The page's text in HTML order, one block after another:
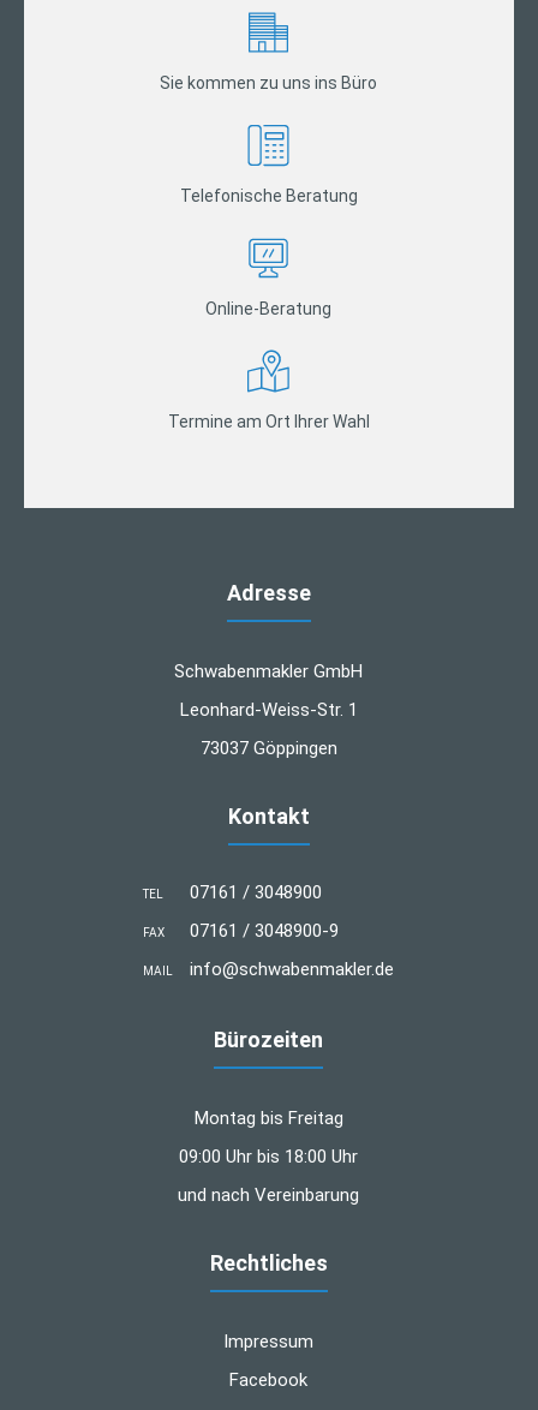
Sie kommen zu uns ins Büro
Telefonische Beratung
Online-Beratung
Termine am Ort Ihrer Wahl
Adresse
Schwabenmakler GmbH
Leonhard-Weiss-Str. 1
73037 Göppingen
Kontakt
TEL 07161 / 3048900
FAX 07161 / 3048900-9
MAIL info@schwabenmakler.de
Bürozeiten
Montag bis Freitag
09:00 Uhr bis 18:00 Uhr
und nach Vereinbarung
Rechtliches
Impressum
Facebook